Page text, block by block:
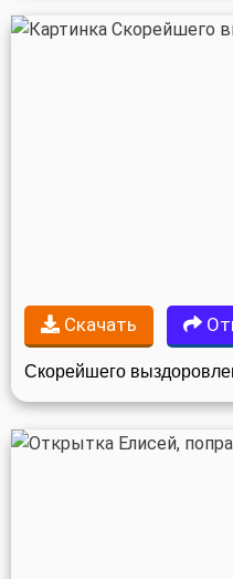
Скачать
Скорейшего